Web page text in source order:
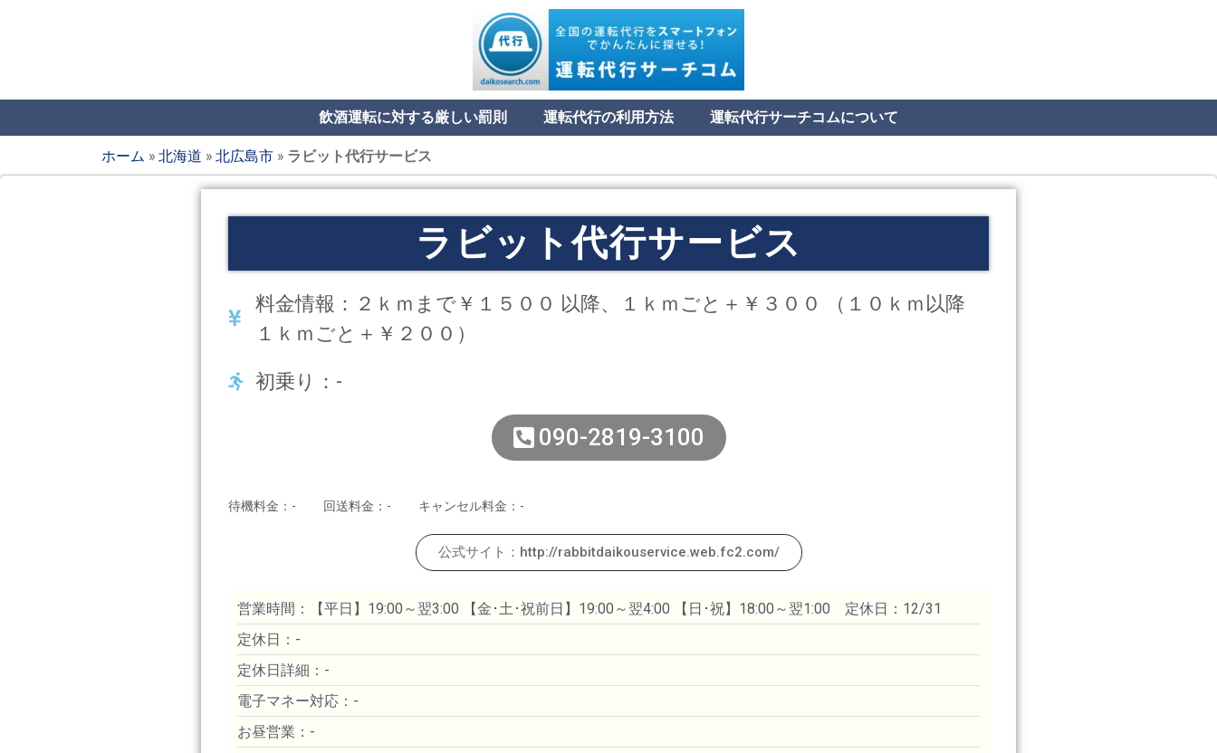
飲酒運転に対する厳しい罰則 運転代行の利用方法 運転代行サーチコムについて
ホーム »北海道 »北広島市 » ラビット代行サービス
ラビット代行サービス
料金情報：２ｋｍまで￥１５００ 以降、１ｋｍごと＋￥３００ （１０ｋｍ以降
１ｋｍごと＋￥２００）
初乗り：-
090-2819-3100
待機料金：- 回送料金：- キャンセル料金：-
公式サイト：http://rabbitdaikouservice.web.fc2.com/
営業時間：【平日】19:00～翌3:00 【金･土･祝前日】19:00～翌4:00 【日･祝】18:00～翌1:00 定休日：12/31
定休日：-
定休日詳細：-
電子マネー対応：-
お昼営業：-